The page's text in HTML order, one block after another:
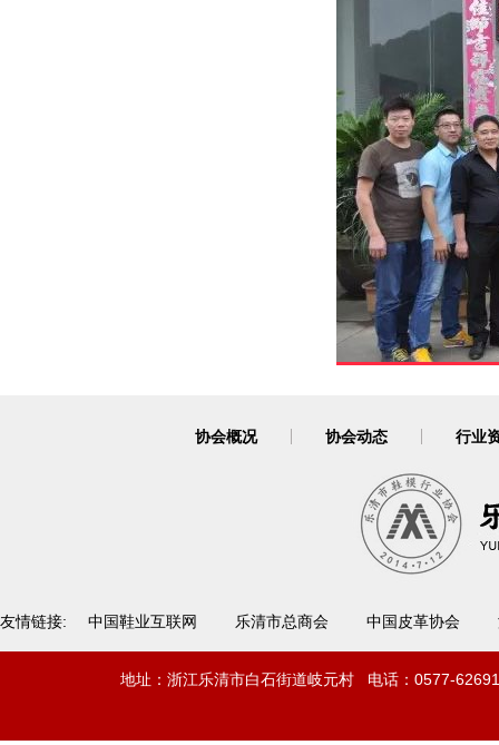
协会概况 协会动态 行业
友情链接: 中国鞋业互联网 乐清市总商会 中国皮革协会
地址：浙江乐清市白石街道岐元村 电话：0577-